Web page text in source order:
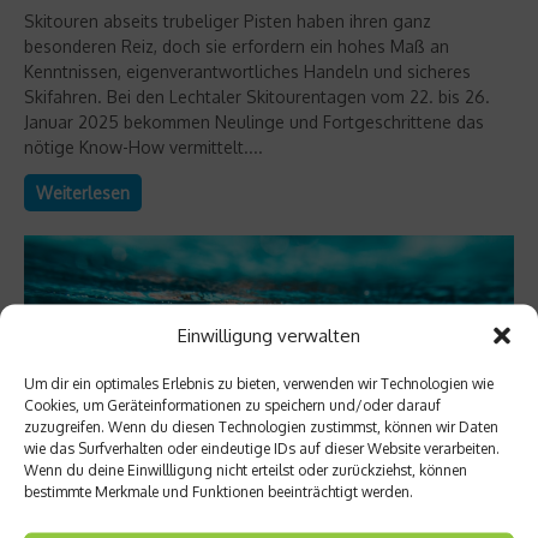
Einwilligung verwalten
Um dir ein optimales Erlebnis zu bieten, verwenden wir Technologien wie
Cookies, um Geräteinformationen zu speichern und/oder darauf
zuzugreifen. Wenn du diesen Technologien zustimmst, können wir Daten
wie das Surfverhalten oder eindeutige IDs auf dieser Website verarbeiten.
Wenn du deine Einwillligung nicht erteilst oder zurückziehst, können
bestimmte Merkmale und Funktionen beeinträchtigt werden.
Skitouren abseits trubeliger Pisten haben ihren ganz
besonderen Reiz, doch sie erfordern ein hohes Maß an
Kenntnissen, eigenverantwortliches Handeln und sicheres
Skifahren. Bei den Lechtaler Skitourentagen vom 22. bis 26.
Januar 2025 bekommen Neulinge und Fortgeschrittene das
nötige Know-How vermittelt....
Weiterlesen